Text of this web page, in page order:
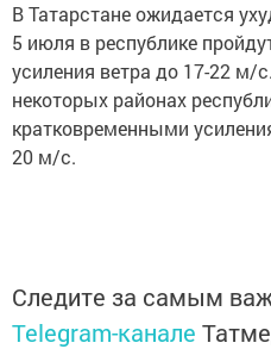
В Татарстане ожидается
5 июля в республике
усиления ветра до 17-22
некоторых районах
кратковременными
20 м/с.
Следите за самым
Telegram-канале